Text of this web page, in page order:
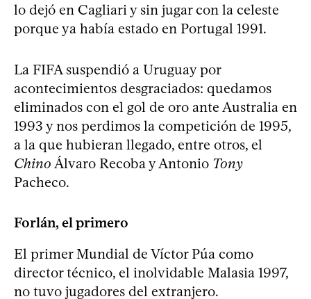
lo dejó en Cagliari y sin jugar con la celeste
porque ya había estado en Portugal 1991.
La FIFA suspendió a Uruguay por
acontecimientos desgraciados: quedamos
eliminados con el gol de oro ante Australia en
1993 y nos perdimos la competición de 1995,
a la que hubieran llegado, entre otros, el
Chino Álvaro Recoba y Antonio Tony
Pacheco.
Forlán, el primero
El primer Mundial de Víctor Púa como
director técnico, el inolvidable Malasia 1997,
no tuvo jugadores del extranjero.